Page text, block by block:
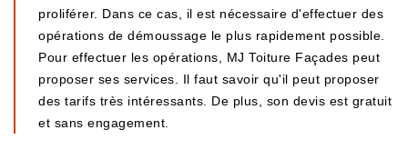
proliférer. Dans ce cas, il est nécessaire d'effectuer des
opérations de démoussage le plus rapidement possible.
Pour effectuer les opérations, MJ Toiture Façades peut
proposer ses services. Il faut savoir qu'il peut proposer
des tarifs très intéressants. De plus, son devis est gratuit
et sans engagement.